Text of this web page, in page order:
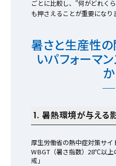
ごとに比較し、"何がどれく
も押さえることが重要になり
暑さと生産性の
いパフォーマ
か
1. 暑熱環境が与える
厚生労働省の熱中症対策サイ
WBGT（暑さ指数）28℃以上
戒」